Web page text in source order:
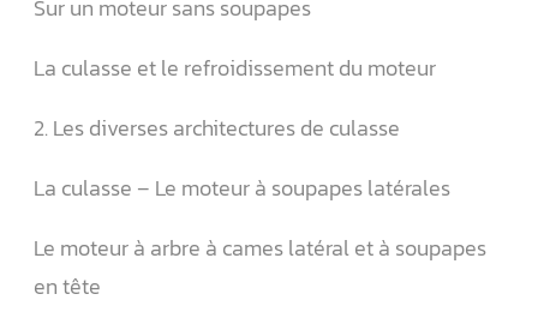
Sur un moteur sans soupapes
La culasse et le refroidissement du moteur
2. Les diverses architectures de culasse
La culasse – Le moteur à soupapes latérales
Le moteur à arbre à cames latéral et à soupapes
en tête